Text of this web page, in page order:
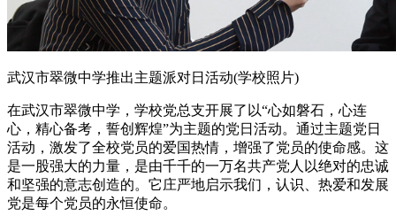
武汉市翠微中学推出主题派对日活动(学校照片)
在武汉市翠微中学，学校党总支开展了以“心如磐石，心连
心，精心备考，誓创辉煌”为主题的党日活动。通过主题党日
活动，激发了全校党员的爱国热情，增强了党员的使命感。这
是一股强大的力量，是由千千的一万名共产党人以绝对的忠诚
和坚强的意志创造的。它庄严地启示我们，认识、热爱和发展
党是每个党员的永恒使命。